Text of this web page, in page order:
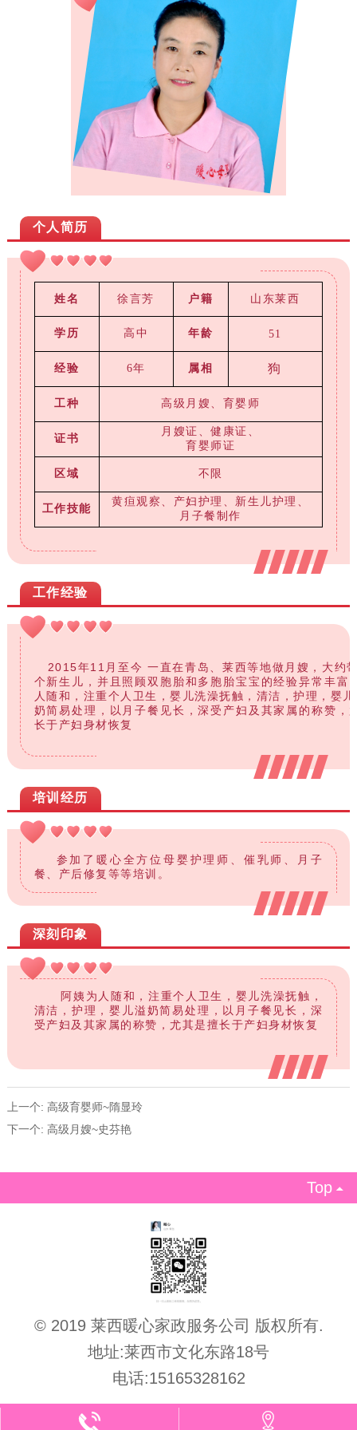
个人简历
姓名 徐言芳 户籍 山东莱西
学历 高中 年龄 51
经验 6年 属相 狗
工种 高级月嫂、育婴师
证书
月嫂证、健康证、
育婴师证
区域 不限
工作技能
黄疸观察、产妇护理、 新生儿护理、
月子餐制作
工作经验
2015年11月至今 一直在青岛、莱西等地做月嫂，大约
个新生儿，并且照顾双胞胎和多胞胎宝宝的经验异常丰富
人随和，注重个人卫生，婴儿洗澡抚触，清洁，护理，婴
奶简易处理，以月子餐见长，深受产妇及其家属的称赞，
长于产妇身材恢复
培训经历
参加了暖心全方位母婴护理师、催乳师、月子
餐、产后修复等等培训。
深刻印象
阿姨为人随和，注重个人卫生，婴儿洗澡抚触，
清洁，护理，婴儿溢奶简易处理，以月子餐见长，深
受产妇及其家属的称赞，尤其是擅长于产妇身材恢复
上一个: 高级育婴师~隋显玲
下一个: 高级月嫂~史芬艳
Top
© 2019 莱西暖心家政服务公司 版权所有.
地址:莱西市文化东路18号
电话:15165328162